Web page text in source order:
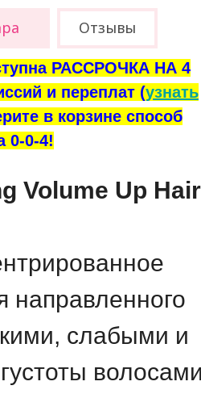
Отзывы
РАССРОЧКА НА 4
и переплат (узнать
в корзине способ
0-0-4!
Volume Up Hair
направленного
слабыми и